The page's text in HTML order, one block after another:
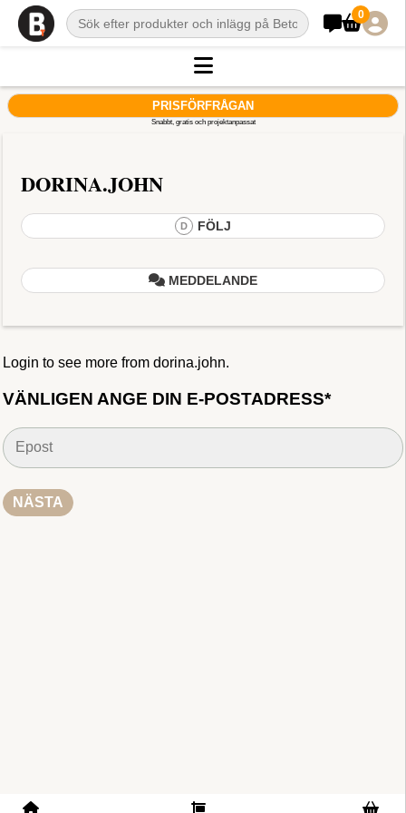
0
PRISFÖRFRÅGAN
Snabbt, gratis och projektanpassat
Login to see more from dorina.john.
VÄNLIGEN ANGE DIN E-POSTADRESS*
DORINA.JOHN
D FÖLJ
MEDDELANDE